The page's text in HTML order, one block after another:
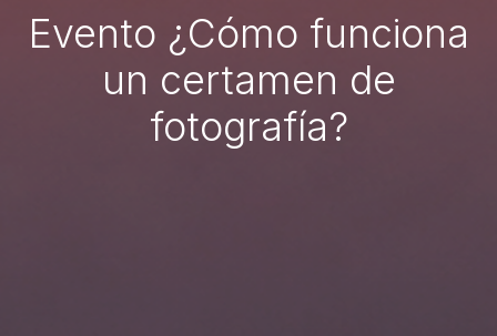
Evento ¿Cómo funciona
un certamen de
fotografía?